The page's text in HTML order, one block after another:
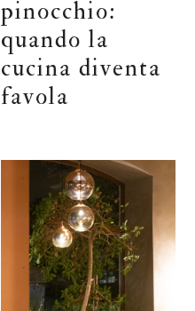
pinocchio:
quando la
cucina diventa
favola